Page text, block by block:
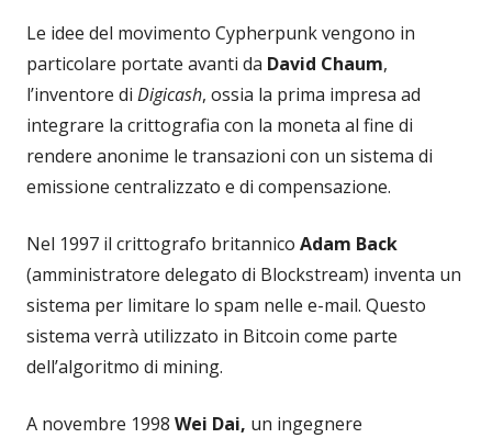
Le idee del movimento Cypherpunk vengono in
particolare portate avanti da David Chaum,
l’inventore di Digicash, ossia la prima impresa ad
integrare la crittografia con la moneta al fine di
rendere anonime le transazioni con un sistema di
emissione centralizzato e di compensazione.
Nel 1997 il crittografo britannico Adam Back
(amministratore delegato di Blockstream) inventa un
sistema per limitare lo spam nelle e-mail. Questo
sistema verrà utilizzato in Bitcoin come parte
dell’algoritmo di mining.
A novembre 1998 Wei Dai, un ingegnere